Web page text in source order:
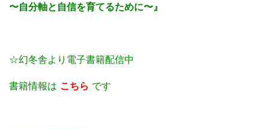
〜自分軸と自信を育てるために〜』
☆幻冬舎より電子書籍配信中
書籍情報は こちら です